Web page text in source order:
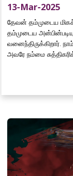
13-Mar-2025
தேவன் தம்முடைய
தம்முடைய
வனைந்திருக்கிறார்.
அவரே நம்மை